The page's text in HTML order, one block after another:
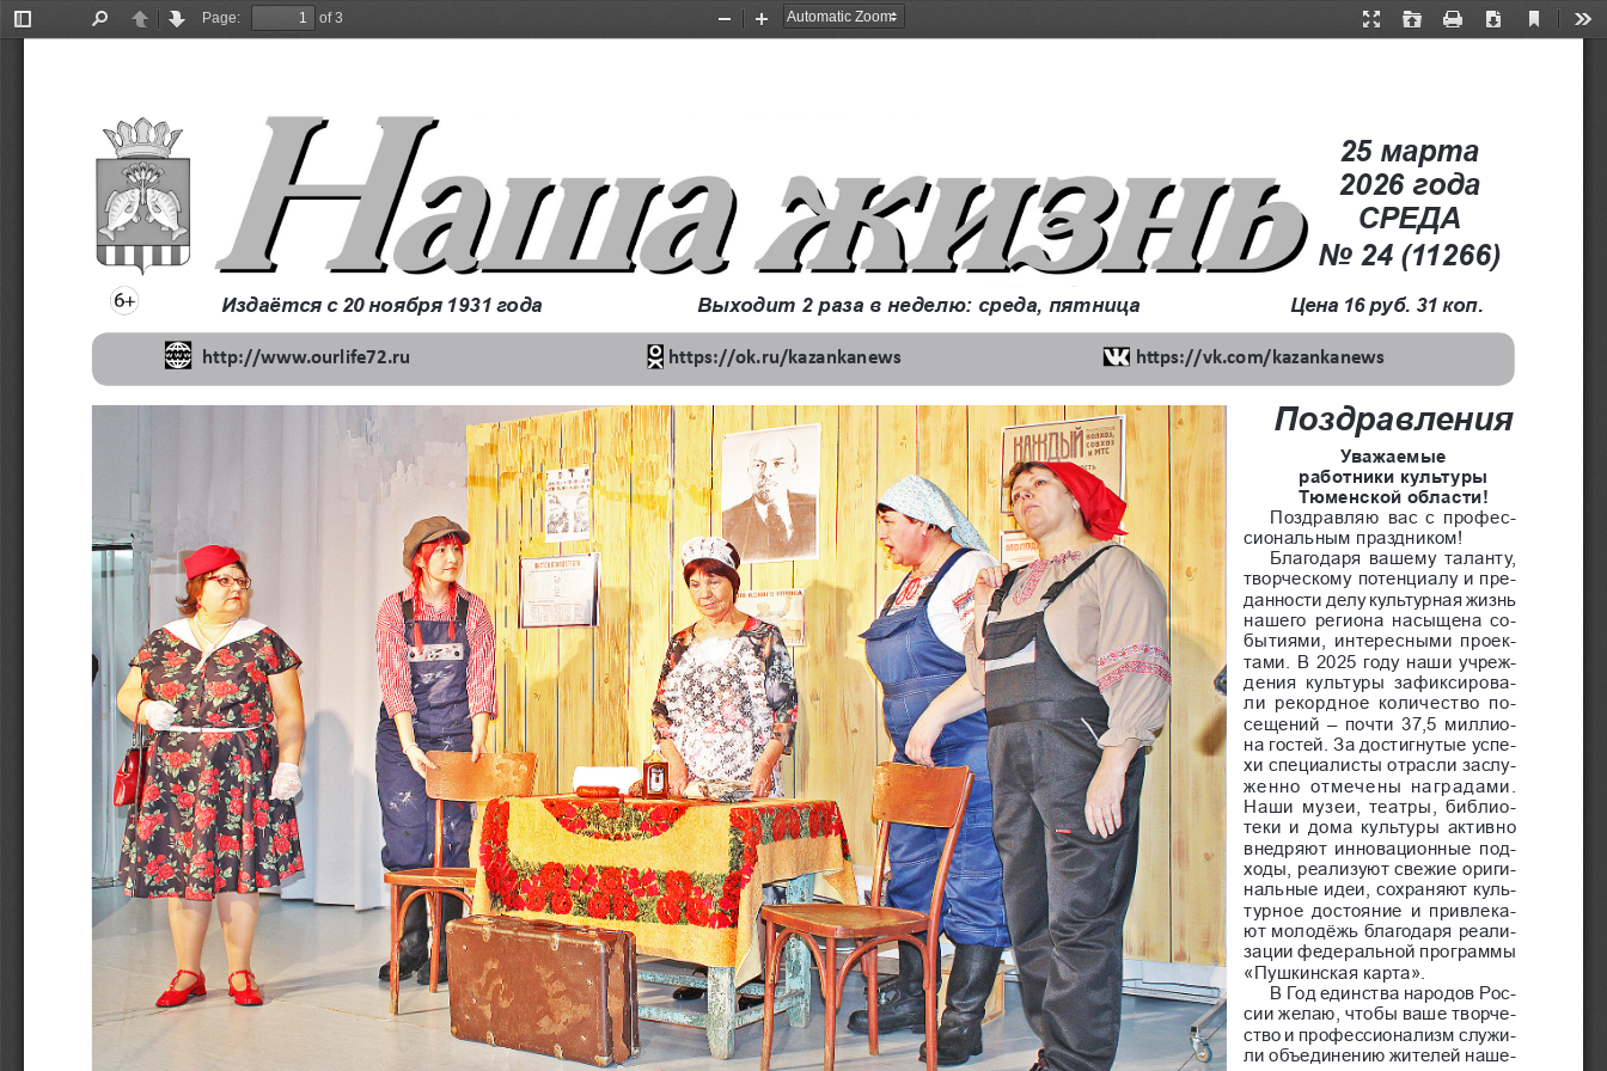
Toggle
PreviousNext
Page:
of 3
Presentation
Open Print Download
Current
Zoom
Zoom
http://www.ourlife72.ru	   	   	   	   https://ok.ru/kazankаnews https://vk.com/kazankаnews
25 марта
2026 года
СРЕДА
No 24 (11266)
Цена 16 руб. 31 коп.
Выходит 2 раза в неделю: среда, пятница
Издаётся с 20 ноября 1931 года
Поздравления
Уважаемые
работники культуры
Тюменской области!
Поздравляю вас с профес-
сиональным праздником!
Благодаря вашему таланту,
творческому потенциалу и пре-
данности делу культурная жизнь
нашего региона насыщена со-
бытиями, интересными проек-
тами. В 2025 году наши учреж-
дения культуры зафиксирова-
ли рекордное количество по-
сещений – почти 37,5 миллио-
на гостей. За достигнутые успе-
хи специалисты отрасли заслу-
женно отмечены наградами.
Наши музеи, театры, библио-
теки и дома культуры активно
внедряют инновационные под-
ходы, реализуют свежие ориги-
нальные идеи, сохраняют куль-
турное достояние и привлека-
ют молодёжь благодаря реали-
зации федеральной программы
«Пушкинская карта».
В Год единства народов Рос-
сии желаю, чтобы ваше творче-
ство и профессионализм служи-
ли объединению жителей наше-